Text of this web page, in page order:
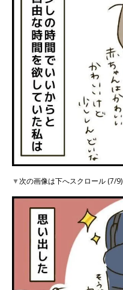
▼次の画像は下へスクロール (7/9)